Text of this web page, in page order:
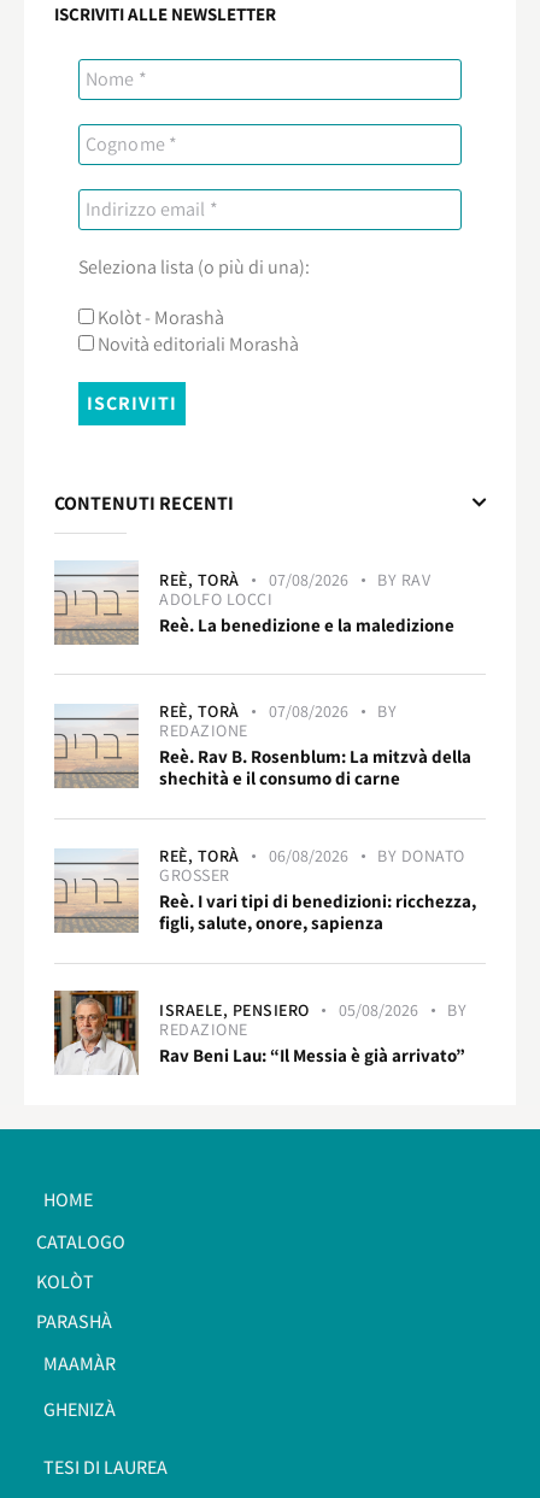
ISCRIVITI ALLE NEWSLETTER
Seleziona lista (o più di una):
Kolòt - Morashà
Novità editoriali Morashà
CONTENUTI RECENTI
REÈ, TORÀ 07/08/2026 BY RAV
ADOLFO LOCCI
Reè. La benedizione e la maledizione
REÈ, TORÀ 07/08/2026
BY
REDAZIONE
Reè. Rav B. Rosenblum: La mitzvà della
shechità e il consumo di carne
REÈ, TORÀ 06/08/2026 BY DONATO
GROSSER
Reè. I vari tipi di benedizioni: ricchezza,
figli, salute, onore, sapienza
ISRAELE, PENSIERO 05/08/2026
BY
REDAZIONE
Rav Beni Lau: “Il Messia è già arrivato”
HOME
CATALOGO
KOLÒT
PARASHÀ
MAAMÀR
GHENIZÀ
TESI DI LAUREA